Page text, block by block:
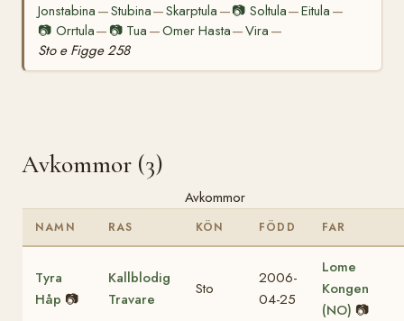
Jonstabina —Stubina—Skarptula —📷 Soltula—Eitula —
📷 Orrtula— 📷 Tua —Omer Hasta—Vira —
Sto e Figge 258
Avkommor (3)
Avkommor
NAMN RAS KÖN FÖDD FAR
Tyra
Håp 📷
Kallblodig
Travare
Sto
2006-
04-25
Lome
Kongen
(NO) 📷